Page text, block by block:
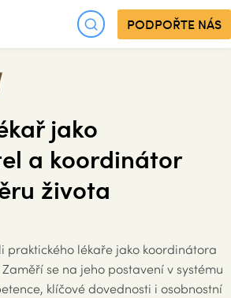
PODPOŘTE NÁS
jako
a koordinátor
života
praktického lékaře jako koordinátora
se na jeho postavení v systému
klíčové dovednosti i osobnostní